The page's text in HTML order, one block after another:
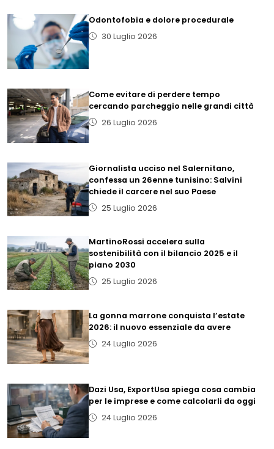
Odontofobia e dolore procedurale
30 Luglio 2026
Come evitare di perdere tempo
cercando parcheggio nelle grandi città
26 Luglio 2026
Giornalista ucciso nel Salernitano,
confessa un 26enne tunisino: Salvini
chiede il carcere nel suo Paese
25 Luglio 2026
MartinoRossi accelera sulla
sostenibilità con il bilancio 2025 e il
piano 2030
25 Luglio 2026
La gonna marrone conquista l’estate
2026: il nuovo essenziale da avere
24 Luglio 2026
Dazi Usa, ExportUsa spiega cosa cambia
per le imprese e come calcolarli da oggi
24 Luglio 2026